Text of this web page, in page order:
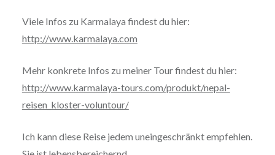
Viele Infos zu Karmalaya findest du hier:
http://www.karmalaya.com
Mehr konkrete Infos zu meiner Tour findest du hier:
http://www.karmalaya-tours.com/produkt/nepal-
reisen_kloster-voluntour/
Ich kann diese Reise jedem uneingeschränkt empfehlen.